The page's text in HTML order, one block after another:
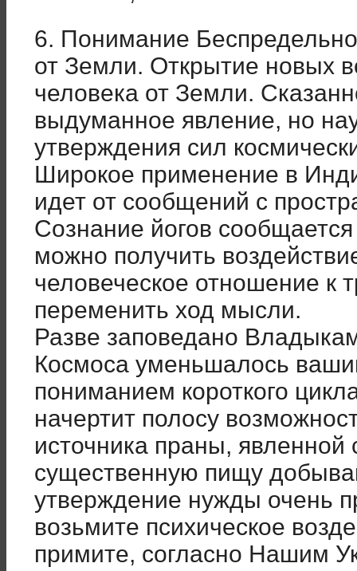
6. Понимание
от Земли. Открытие новых
человека от Земли.
выдуманное явление, но
утверждения сил
Широкое применение в
идет от сообщений с
Сознание йогов
можно получить
человеческое отношение к
переменить ход мысли.
Разве заповедано
Космоса уменьшалось
пониманием короткого
начертит полосу
источника праны,
существенную пищу
утверждение нужды очень
возьмите психическое
примите, согласно Нашим